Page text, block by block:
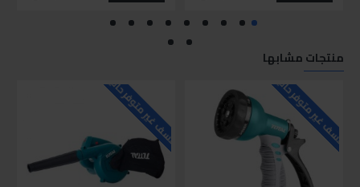
منتجات مشابها
للاسف غير متوفر حاليا للاسف غير متوفر حاليا